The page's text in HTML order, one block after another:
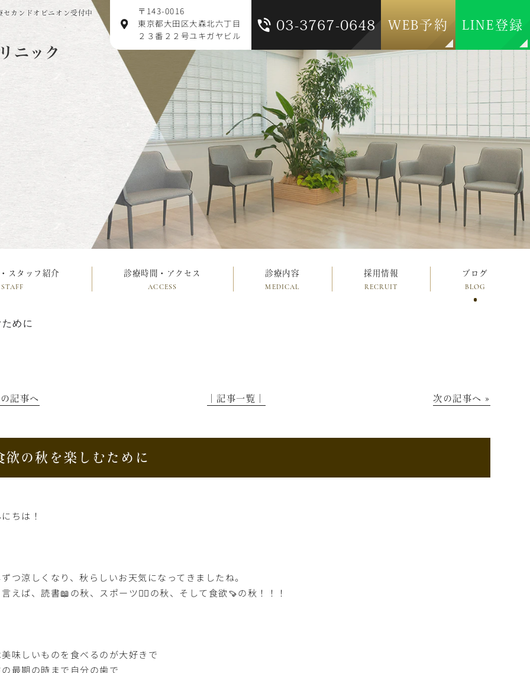
セカンドオピニオン受付中
ニック
〒143-0016
東京都大田区大森北六丁目
２３番２２号ユキガヤビル
03-3767-0648 WEB予約 LINE登録
スタッフ紹介
STAFF
診療時間・アクセス
ACCESS
診療内容
MEDICAL
採用情報
RECRUIT
ブログ
BLOG
めに
記事へ │記事一覧│ 次の記事へ »
欲の秋を楽しむために
ちは！
つ涼しくなり、秋らしいお天気になってきましたね。
えば、読書📖の秋、スポーツ🏃‍♂️の秋、そして食欲🍠の秋！！！
味しいものを食べるのが大好きで
の最期の時まで自分の歯で